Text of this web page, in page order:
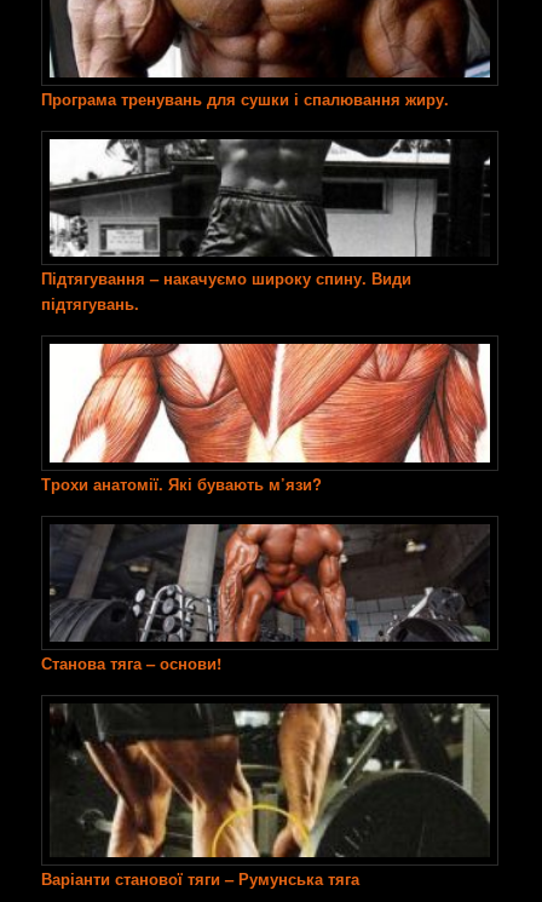
Програма тренувань для сушки і спалювання жиру.
Підтягування – накачуємо широку спину. Види
підтягувань.
Трохи анатомії. Які бувають м’язи?
Станова тяга – основи!
Варіанти станової тяги – Румунська тяга